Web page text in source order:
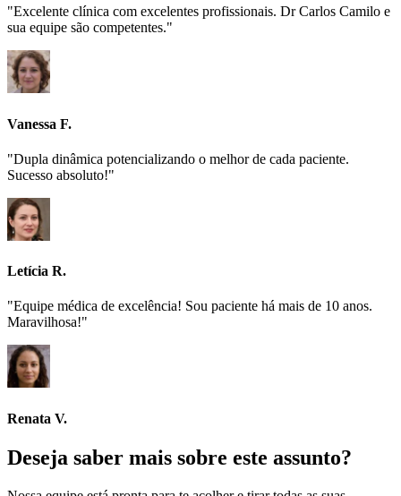
"Excelente clínica com excelentes profissionais. Dr Carlos Camilo e
sua equipe são competentes."
Vanessa F.
"Dupla dinâmica potencializando o melhor de cada paciente.
Sucesso absoluto!"
Letícia R.
"Equipe médica de excelência! Sou paciente há mais de 10 anos.
Maravilhosa!"
Renata V.
Deseja saber mais sobre este assunto?